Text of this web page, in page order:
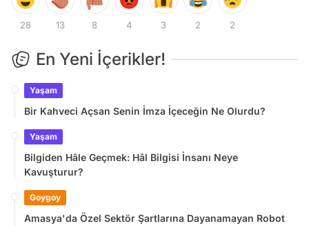
28 13 8 4 3 2 2
En Yeni İçerikler!
Yaşam
Bir Kahveci Açsan Senin İmza İçeceğin Ne Olurdu?
Yaşam
Bilgiden Hâle Geçmek: Hâl Bilgisi İnsanı Neye
Kavuşturur?
Goygoy
Amasya'da Özel Sektör Şartlarına Dayanamayan Robot